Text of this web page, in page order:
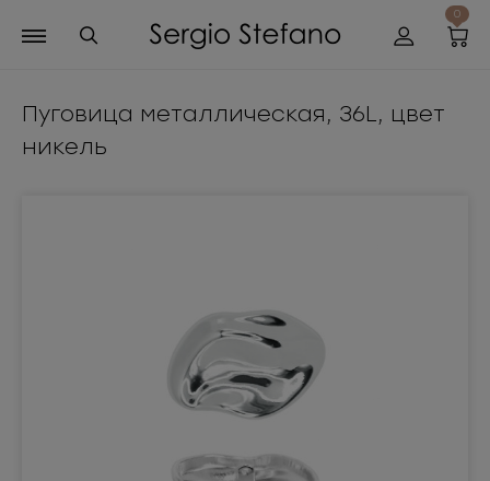
0
Пуговица металлическая, 36L, цвет
никель